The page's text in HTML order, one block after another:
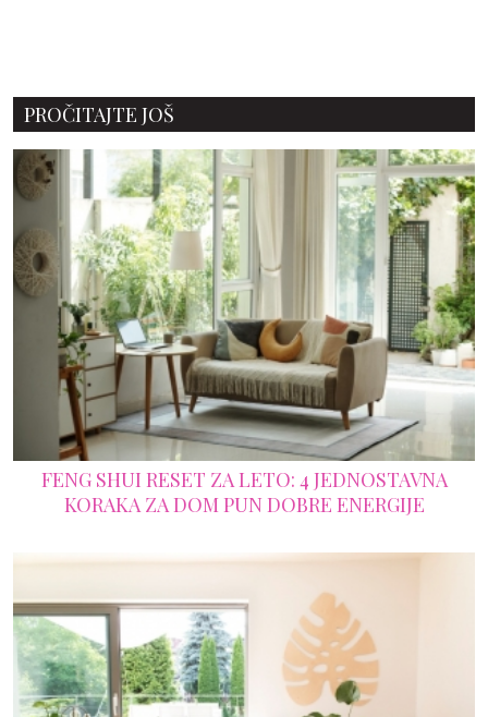
PROČITAJTE JOŠ
FENG SHUI RESET ZA LETO: 4 JEDNOSTAVNA
KORAKA ZA DOM PUN DOBRE ENERGIJE